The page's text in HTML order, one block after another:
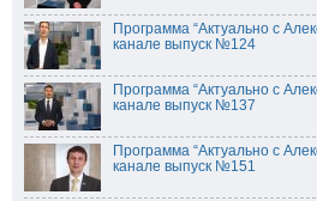
Программа “Актуально с
канале выпуск №124
Программа “Актуально с
канале выпуск №137
Программа “Актуально с
канале выпуск №151